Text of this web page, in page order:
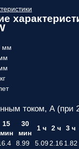
мм
током, А (при
15
мин
30
мин
1 ч 2 ч 3 ч
8.99 5.092.161.82